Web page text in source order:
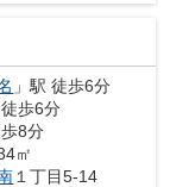
」駅 徒歩6分
徒歩6分
歩8分
㎡
１丁目5-14